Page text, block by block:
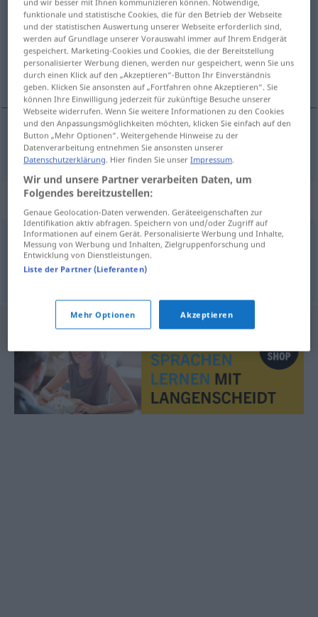
Übersicht aller Übersetzungen
(Für mehr Details die Übersetzung anklicken/antippen)
odjeća
odjeća Kleidung
Synonyme für "Kleidung"
Kluft,Garderobe,Bekleidung,Zeug (ugs.),Gewand
funktionale und statistische Cookies, die für den Betrieb der Webseite
und der statistischen Auswertung unserer Webseite erforderlich sind,
werden auf Grundlage unserer Vorauswahl immer auf Ihrem Endgerät
gespeichert. Marketing-Cookies und Cookies, die der Bereitstellung
personalisierter Werbung dienen, werden nur gespeichert, wenn Sie uns
durch einen Klick auf den „Akzeptieren“-Button Ihr Einverständnis
geben. Klicken Sie ansonsten auf „Fortfahren ohne Akzeptieren“. Sie
können Ihre Einwilligung jederzeit für zukünftige Besuche unserer
Webseite widerrufen. Wenn Sie weitere Informationen zu den Cookies
und den Anpassungsmöglichkeiten möchten, klicken Sie einfach auf den
Button „Mehr Optionen“. Weitergehende Hinweise zu der
Datenverarbeitung entnehmen Sie ansonsten unserer
Datenschutzerklärung . Hier finden Sie unserImpressum
Wir und unsere Partner verarbeiten Daten, um
Folgendes bereitzustellen:
Genaue Geolocation-Daten verwenden. Geräteeigenschaften zur
Identifikation aktiv abfragen. Speichern von und/oder Zugriff auf
Informationen auf einem Gerät. Personalisierte Werbung und Inhalte,
Messung von Werbung und Inhalten, Zielgruppenforschung und
Entwicklung von Dienstleistungen.
Liste der Partner (Lieferanten)
Mehr Optionen Akzeptieren